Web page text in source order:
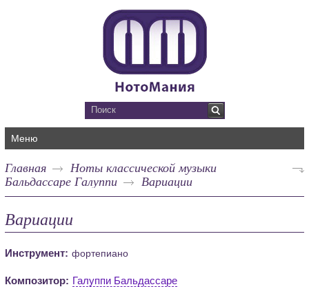
Меню
Главная
Ноты классической музыки
Бальдассаре Галуппи
Вариации
Вариации
Инструмент: фортепиано
Композитор: Галуппи Бальдассаре